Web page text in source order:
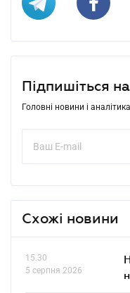
Підпишіться
Головні новини і
Схожі новини
15.30
5 серпня 2026